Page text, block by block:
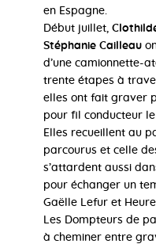
en Espagne.
Début juillet,
Stéphanie Cailleau
d’une camionnette-
trente étapes à
elles ont fait graver
pour fil conducteur
Elles recueillent au
parcourus et celle
s’attardent aussi
pour échanger un
Gaëlle Lefur et
Les Dompteurs de
à cheminer entre